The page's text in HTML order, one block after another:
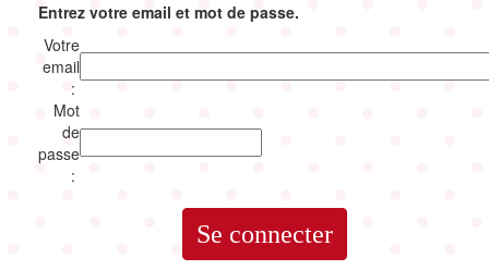
Entrez votre email et mot de passe.
Votre
email
:
Mot
de
passe
: